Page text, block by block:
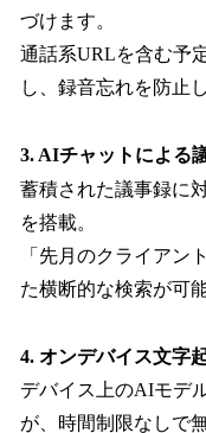
づけます。
通話系URLを含む予
し、録音忘れを防止
3. AIチャットによる
蓄積された議事録に
を搭載。
「先月のクライアン
た横断的な検索が可
4. オンデバイス文字
デバイス上のAIモデ
が、時間制限なしで